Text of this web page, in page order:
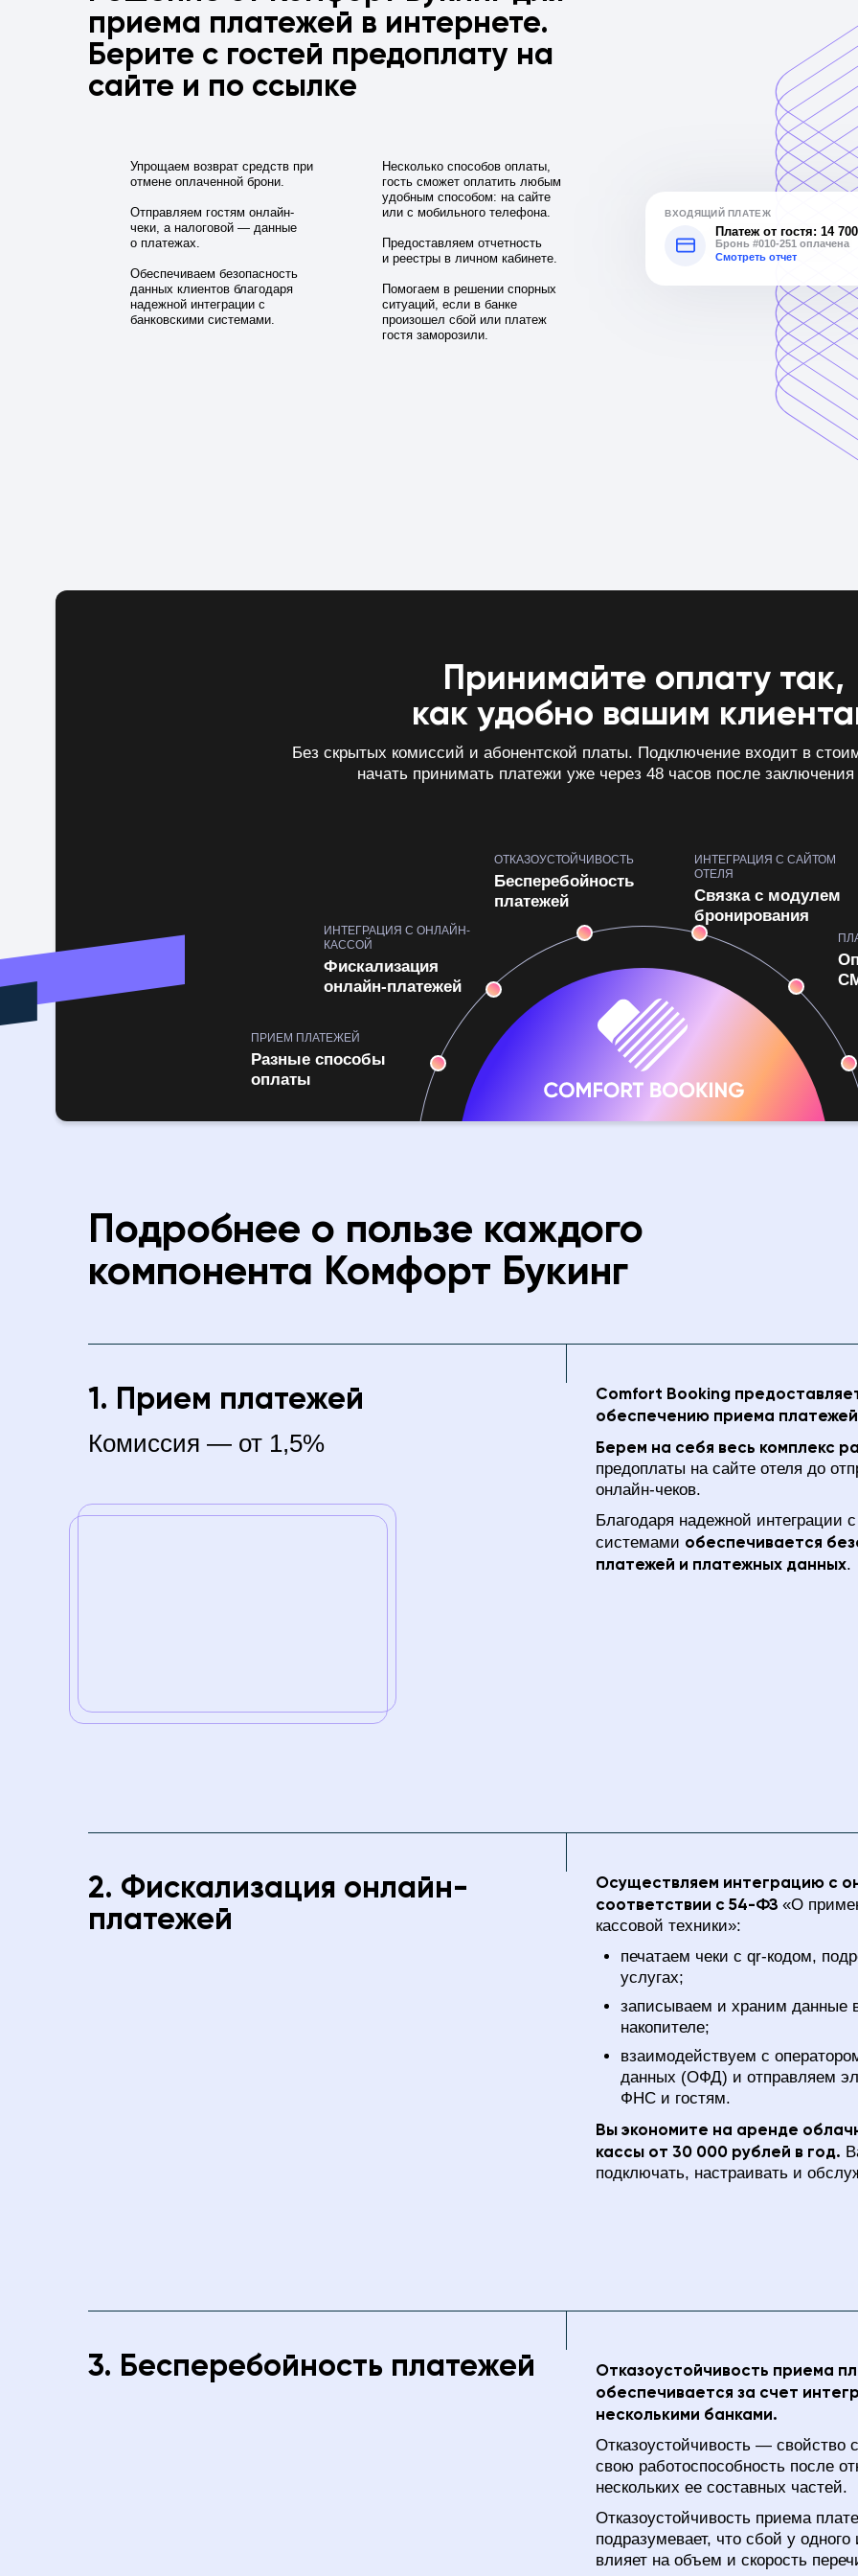
приема платежей в интернете.
Берите с гостей предоплату на
сайте и по ссылке
Упрощаем возврат средств при
отмене оплаченной брони.
Отправляем гостям онлайн-
чеки, а налоговой — данные
о платежах.
Обеспечиваем безопасность
данных клиентов благодаря
надежной интеграции с
банковскими системами.
Несколько способов оплаты,
гость сможет оплатить любым
удобным способом: на сайте
или с мобильного телефона.
Предоставляем отчетность
и реестры в личном кабинете.
Помогаем в решении спорных
ситуаций, если в банке
произошел сбой или платеж
гостя заморозили.
ВХОДЯЩИЙ ПЛАТЕЖ
Платеж от гостя: 14
Бронь #010-251 оплачена
Смотреть отчет
Принимайте оплату так,
как удобно вашим
Без скрытых комиссий и абонентской платы. Подключение входит в
начать принимать платежи уже через 48 часов после заключения
ПРИЕМ ПЛАТЕЖЕЙ
Разные способы
оплаты
ИНТЕГРАЦИЯ С ОНЛАЙН-
КАССОЙ
Фискализация
онлайн-платежей
ОТКАЗОУСТОЙЧИВОСТЬ
Бесперебойность
платежей
ИНТЕГРАЦИЯ С САЙТОМ
ОТЕЛЯ
Связка с модулем
бронирования
Подробнее о пользе каждого
компонента Комфорт Букинг
1. Прием платежей
Комиссия — от 1,5%
Comfort Booking
обеспечению приема
Берем на себя весь комплекс
предоплаты на сайте отеля до
онлайн-чеков.
Благодаря надежной интеграции
системами обеспечивается
платежей и платежных данных.
2. Фискализация онлайн-
платежей
Осуществляем интеграцию с
соответствии с 54-ФЗ «О
кассовой техники»:
печатаем чеки с qr-кодом,
услугах;
записываем и храним данные
накопителе;
взаимодействуем с
данных (ОФД) и отправляем
ФНС и гостям.
Вы экономите на аренде
кассы от 30 000 рублей в год.
подключать, настраивать и
3. Бесперебойность платежей
Отказоустойчивость приема
обеспечивается за счет
несколькими банками.
Отказоустойчивость — свойство
свою работоспособность после
нескольких ее составных частей.
Отказоустойчивость приема
подразумевает, что сбой у одного
влияет на объем и скорость